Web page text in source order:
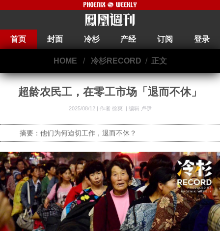
首页 封面 冷杉 产经 订阅 登录
HOME / 冷杉RECORD / 正文
超龄农民工，在零工市场「退而不休」
2025/08/12 | 作者 徐爽 编辑 卢伊
摘要：他们为何迫切工作，退而不休？